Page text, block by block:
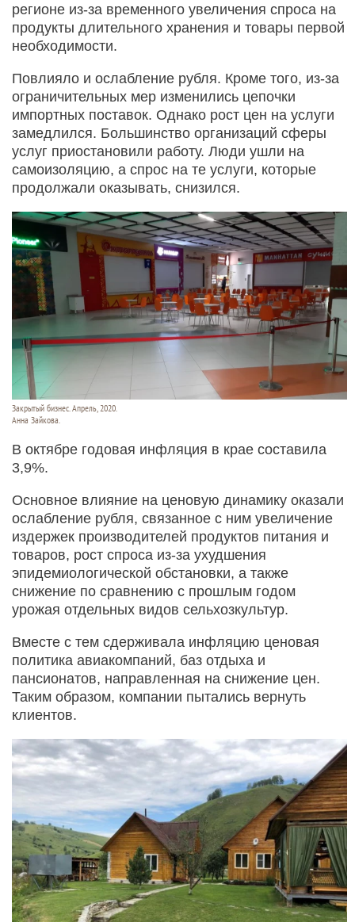
регионе из-за временного увеличения спроса на
продукты длительного хранения и товары первой
необходимости.
Повлияло и ослабление рубля. Кроме того, из-за
ограничительных мер изменились цепочки
импортных поставок. Однако рост цен на услуги
замедлился. Большинство организаций сферы
услуг приостановили работу. Люди ушли на
самоизоляцию, а спрос на те услуги, которые
продолжали оказывать, снизился.
Закрытый бизнес. Апрель, 2020.
Анна Зайкова.
В октябре годовая инфляция в крае составила
3,9%.
Основное влияние на ценовую динамику оказали
ослабление рубля, связанное с ним увеличение
издержек производителей продуктов питания и
товаров, рост спроса из-за ухудшения
эпидемиологической обстановки, а также
снижение по сравнению с прошлым годом
урожая отдельных видов сельхозкультур.
Вместе с тем сдерживала инфляцию ценовая
политика авиакомпаний, баз отдыха и
пансионатов, направленная на снижение цен.
Таким образом, компании пытались вернуть
клиентов.